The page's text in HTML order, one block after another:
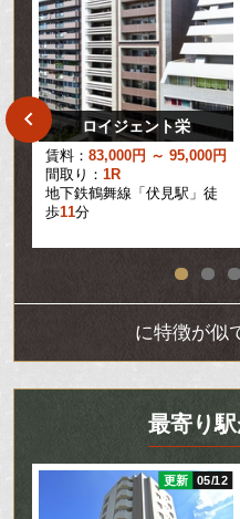
ロイジェント栄
賃料： 83,000円 ～ 95,000円
間取り： 1R
地下鉄鶴舞線「伏見駅」徒
歩11分
に特徴が似
最寄り
更新 05/12